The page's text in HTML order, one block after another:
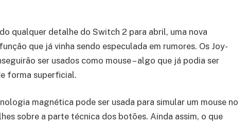
qualquer detalhe do Switch 2 para abril, uma nova
que já vinha sendo especulada em rumores. Os Joy-
ser usados como mouse – algo que já podia ser
forma superficial.
magnética pode ser usada para simular um mouse no
sobre a parte técnica dos botões. Ainda assim, o que